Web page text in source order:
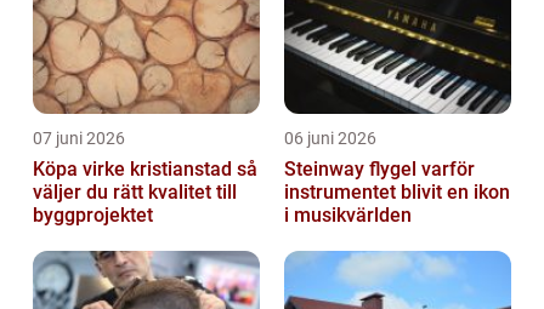
07 juni 2026
Köpa virke kristianstad så
väljer du rätt kvalitet till
byggprojektet
06 juni 2026
Steinway flygel varför
instrumentet blivit en ikon
i musikvärlden